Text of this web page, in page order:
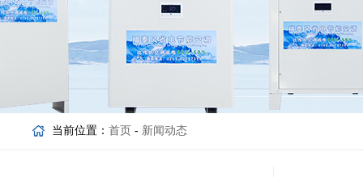
当前位置： 首页 - 新闻动态